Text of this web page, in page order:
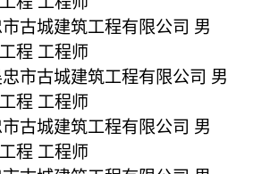
古城建筑工程有限公司 男
程 工程师
市古城建筑工程有限公司 男
程 工程师
古城建筑工程有限公司 男
程 工程师